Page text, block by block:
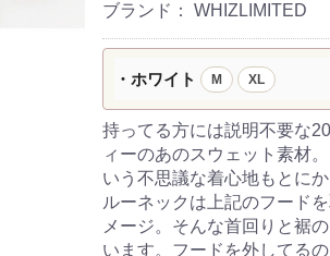
ブランド： WHIZLIMITED
・ホワイト M XL
持ってる方には説明不要な
ィーのあのスウェット素材
いう不思議な着心地もとに
ルーネックは上記のフード
メージ。そんな首回りと裾
います。フードを外してる